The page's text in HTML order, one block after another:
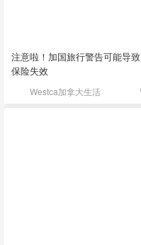
注意啦！加国旅行警告可能导致
保险失效
Westca加拿大生活